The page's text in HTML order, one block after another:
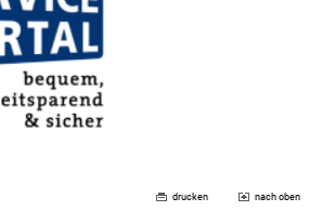
drucken nach oben